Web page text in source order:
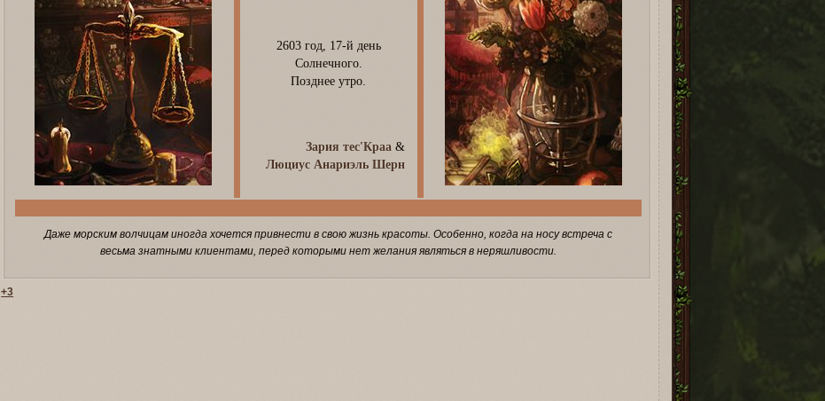
2603 год, 17-й день
Солнечного.
Позднее утро.
Зария тес'Краа&
Люциус Анариэль Шерн
Даже морским волчицам иногда хочется привнести в свою жизнь красоты. Особенно, когда на носу встреча с
весьма знатными клиентами, перед которыми нет желания являться в неряшливости.
+3